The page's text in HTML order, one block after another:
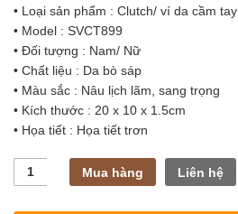
• Loại sản phẩm : Clutch/ ví da cầm tay
• Model : SVCT899
• Đối tượng : Nam/ Nữ
• Chất liệu : Da bò sáp
• Màu sắc : Nâu lịch lãm, sang trọng
• Kích thước : 20 x 10 x 1.5cm
• Họa tiết : Họa tiết trơn
Số
Mua hàng Liên hệ